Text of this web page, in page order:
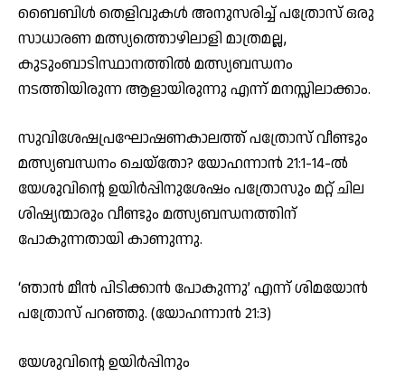
ബൈബിള്‍ തെളിവുകള്‍ അനുസരിച്ച് പത്രോസ് ഒരു
സാധാരണ മത്സ്യത്തൊഴിലാളി മാത്രമല്ല,
കുടുംബാടിസ്ഥാനത്തില്‍ മത്സ്യബന്ധനം
നടത്തിയിരുന്ന ആളായിരുന്നു എന്ന് മനസ്സിലാക്കാം.
സുവിശേഷപ്രഘോഷണകാലത്ത് പത്രോസ് വീണ്ടും
മത്സ്യബന്ധനം ചെയ്‌തോ? യോഹന്നാന്‍ 21:1-14-ല്‍
യേശുവിന്റെ ഉയിര്‍പ്പിനുശേഷം പത്രോസും മറ്റ് ചില
ശിഷ്യന്മാരും വീണ്ടും മത്സ്യബന്ധനത്തിന്
പോകുന്നതായി കാണുന്നു.
‘ഞാന്‍ മീന്‍ പിടിക്കാന്‍ പോകുന്നു’ എന്ന് ശിമയോന്‍
പത്രോസ് പറഞ്ഞു. (യോഹന്നാന്‍ 21:3)
യേശുവിന്റെ ഉയിര്‍പ്പിനും